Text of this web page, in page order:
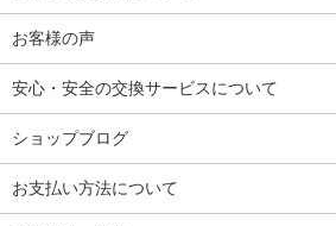
お客様の声
安心・安全の交換サービスについて
ショップブログ
お支払い方法について